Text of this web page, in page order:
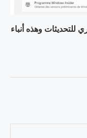
وهذه أنباء